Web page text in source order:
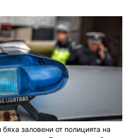
заловени от полицията на